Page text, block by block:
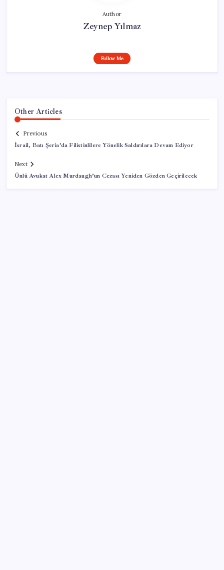
Author
Zeynep Yılmaz
Follow Me
Other Articles
Previous
İsrail, Batı Şeria’da Filistinlilere Yönelik Saldırılara Devam Ediyor
Next
Ünlü Avukat Alex Murdaugh’un Cezası Yeniden Gözden Geçirilecek